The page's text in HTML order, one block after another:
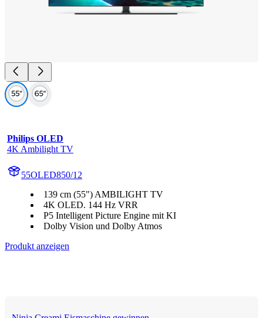
Philips OLED
4K Ambilight TV
55OLED850/12
139 cm (55") AMBILIGHT TV
4K OLED. 144 Hz VRR
P5 Intelligent Picture Engine mit KI
Dolby Vision und Dolby Atmos
Produkt anzeigen